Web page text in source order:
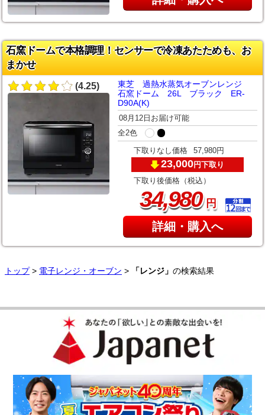
石窯ドームで本格調理！センサーで冷凍あたためも、お
まかせ
(4.25)
東芝 過熱水蒸気オーブンレンジ
石窯ドーム 26L ブラック ER-
D90A(K)
08月12日お届け可能
全2色
下取りなし価格 57,980円
23,000円下取り
下取り後価格（税込）
34,980円
詳細・購入へ
トップ> 電子レンジ・オーブン > 「レンジ」 の検索結果